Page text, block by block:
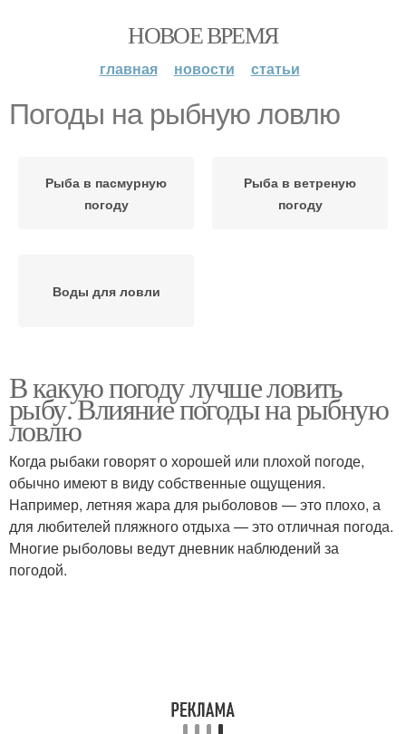
НОВОЕ ВРЕМЯ
главная новости статьи
Погоды на рыбную ловлю
Рыба в пасмурную
погоду
Рыба в ветреную
погоду
Воды для ловли
В какую погоду лучше ловить
рыбу. Влияние погоды на рыбную
ловлю
Когда рыбаки говорят о хорошей или плохой погоде,
обычно имеют в виду собственные ощущения.
Например, летняя жара для рыболовов — это плохо, а
для любителей пляжного отдыха — это отличная погода.
Многие рыболовы ведут дневник наблюдений за
погодой.